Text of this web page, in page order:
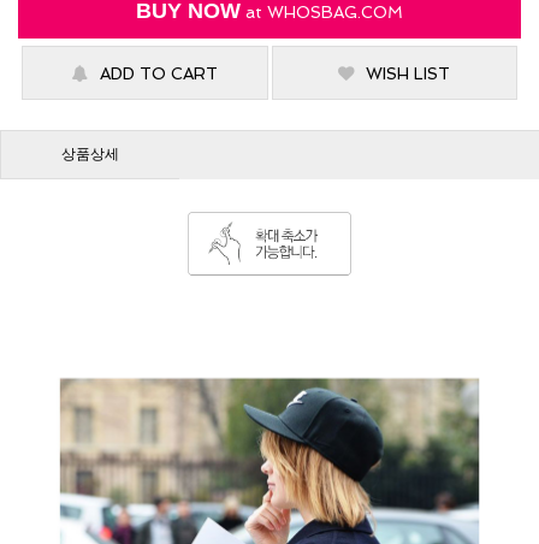
BUY NOW at WHOSBAG.COM
ADD TO CART WISH LIST
상품상세